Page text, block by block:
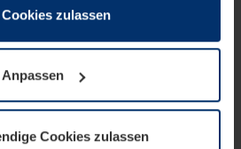
dieser Seite unbedingt
anderen Cookie-Typen benötigen
Einwilligung können Sie jederzeit
unserer Website ändern oder
zulassen
Anpassen
Cookies zulassen